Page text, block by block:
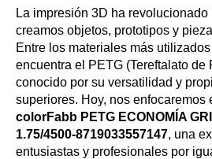
La impresión 3D ha
creamos objetos, prototipos y
Entre los materiales más
encuentra el PETG (Tereftalato de
conocido por su versatilidad y
superiores. Hoy, nos enfocaremos
colorFabb PETG ECONOMÍA
1.75/4500-8719033557147, una
entusiastas y profesionales por